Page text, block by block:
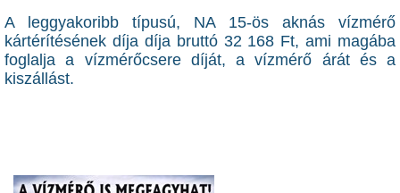
A leggyakoribb típusú, NA 15-ös aknás vízmérő
kártérítésének díja díja bruttó 32 168 Ft, ami magába
foglalja a vízmérőcsere díját, a vízmérő árát és a
kiszállást.